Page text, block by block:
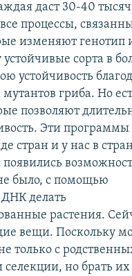
даст 30-40 тысяч
процессы,
изменяют генотип
сорта в
устойчивость
гриба. Но
позволяют
Эти программы
стран и у нас в
появились
было, с помощью
делать
растения.
вещи. Поскольку
только с
но брать